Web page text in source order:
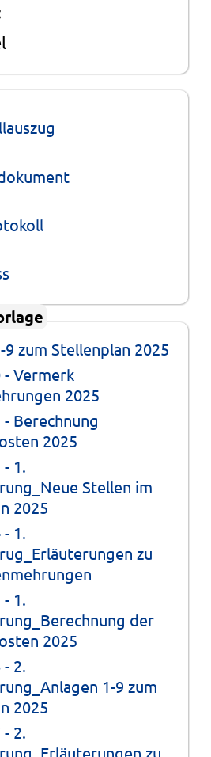
9 zum Stellenplan 2025
- Vermerk
2025
Berechnung
2025
1.
Stellen im
2025
1.
zu
1.
der
2025
2.
1-9 zum
2025
2.
zu